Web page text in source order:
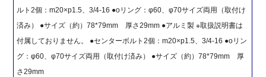
ルト2個：m20×p1.5、3/4-16 ●oリング：φ60、φ70サイズ両用（取付け
済み） ●サイズ（約）78*79mm 厚さ29mm ●アルミ製 ※取扱説明書は
付属しておりません。 ●センターボルト2個：m20×p1.5、3/4-16 ●oリン
グ：φ60、φ70サイズ両用（取付け済み） ●サイズ（約）78*79mm 厚
さ29mm